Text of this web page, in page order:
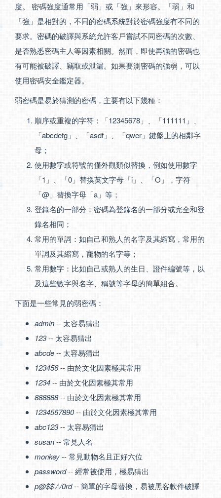
度。 密碼強度通常用「弱」或「強」來形容。「弱」和
「強」是相對的，不同的密碼系統對於密碼強度有不同的
要求。密碼的破譯與系統允許客戶嘗試不同密碼的次數、
是否熟悉密碼主人等因素相關。然而，即使再強的密碼也
有可能被破譯、竊取或泄漏。如果要測密碼的強弱，可以
使用密碼安全鑑定器。
弱密碼是易於猜測的密碼，主要有以下幾種：
順序或重複的字符：「12345678」、「111111」、
「abcdefg」、「asdf」、「qwer」鍵盤上的相鄰字
母；
使用數字或符號的僅外觀類似替換，例如使用數字
「1」、「0」替換英文字母「i」、「O」，字符
「@」替換字母「a」等；
登錄名的一部分：密碼為登錄名的一部分或完全和登
錄名相同；
常用的單詞：如自己和熟人的名字及其縮寫，常用的
單詞及其縮寫，寵物的名字等；
常用數字：比如自己或熟人的生日、證件編號等，以
及這些數字與名字、稱號等字母的簡單組合。
下面是一些常見的弱密碼：
admin-- 太容易猜出
123-- 太容易猜出
abcde-- 太容易猜出
123456-- 由於文化因素極其常用
1234-- 由於文化因素極其常用
888888-- 由於文化因素極其常用
1234567890-- 由於文化因素極其常用
abc123-- 太容易猜出
susan-- 常見人名
monkey-- 常見動物名且正好六位
password-- 經常被使用，極易猜出
p@$$\/\/0rd-- 簡單的字母替換，易被黑客軟件破譯